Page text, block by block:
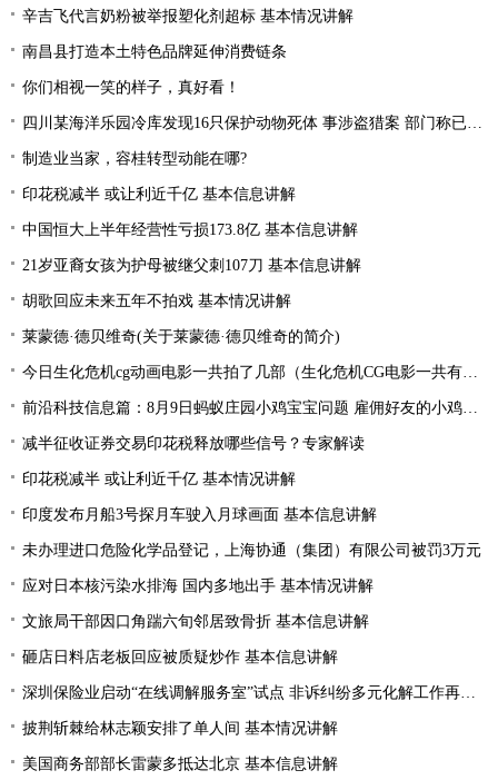
辛吉飞代言奶粉被举报塑化剂超标 基本情况讲解
南昌县打造本土特色品牌延伸消费链条
你们相视一笑的样子，真好看！
四川某海洋乐园冷库发现16只保护动物死体 事涉盗猎案 部门称已整改
制造业当家，容桂转型动能在哪?
印花税减半 或让利近千亿 基本信息讲解
中国恒大上半年经营性亏损173.8亿 基本信息讲解
21岁亚裔女孩为护母被继父刺107刀 基本信息讲解
胡歌回应未来五年不拍戏 基本情况讲解
莱蒙德·德贝维奇(关于莱蒙德·德贝维奇的简介)
今日生化危机cg动画电影一共拍了几部（生化危机CG电影一共有几部分别是什么）
前沿科技信息篇：8月9日蚂蚁庄园小鸡宝宝问题 雇佣好友的小鸡来工作一起生产肥料需要消耗
减半征收证券交易印花税释放哪些信号？专家解读
印花税减半 或让利近千亿 基本情况讲解
印度发布月船3号探月车驶入月球画面 基本信息讲解
未办理进口危险化学品登记，上海协通（集团）有限公司被罚3万元
应对日本核污染水排海 国内多地出手 基本情况讲解
文旅局干部因口角踹六旬邻居致骨折 基本信息讲解
砸店日料店老板回应被质疑炒作 基本信息讲解
深圳保险业启动“在线调解服务室”试点 非诉纠纷多元化解工作再提速
披荆斩棘给林志颖安排了单人间 基本情况讲解
美国商务部部长雷蒙多抵达北京 基本信息讲解